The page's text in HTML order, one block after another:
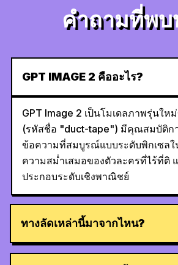
คำถามที่พบ
GPT IMAGE 2 คืออะไร?
GPT Image 2 เป็นโมเดลภาพรุ่นให
(รหัสชื่อ "duct-tape") มีคุณสมบัติกา
ข้อความที่สมบูรณ์แบบระดับพิกเซลใ
ความสม่ำเสมอของตัวละครที่ไร้ที่ติ
ประกอบระดับเชิงพาณิชย์
ทางลัดเหล่านี้มาจากไหน?